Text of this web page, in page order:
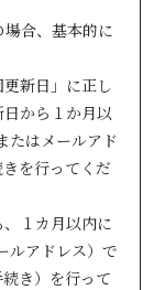
合、基本的に
新日」に正し
から１か月以
はメールアド
を行ってくだ
１カ月以内に
アドレス）で
き）を行って